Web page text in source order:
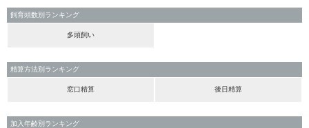
飼育頭数別ランキング
多頭飼い
精算方法別ランキング
窓口精算 後日精算
加入年齢別ランキング